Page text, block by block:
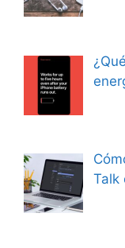
Talk